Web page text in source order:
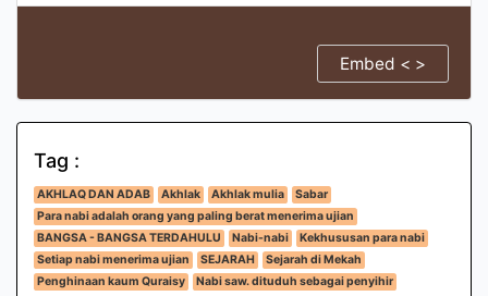
Embed < >
Tag :
AKHLAQ DAN ADAB Akhlak Akhlak mulia
Sabar
Para nabi adalah orang yang paling berat menerima ujian
BANGSA - BANGSA TERDAHULU
Nabi-nabi
Kekhususan para nabi
Setiap nabi menerima ujian
SEJARAH
Sejarah di Mekah
Penghinaan kaum Quraisy
Nabi saw. dituduh sebagai penyihir